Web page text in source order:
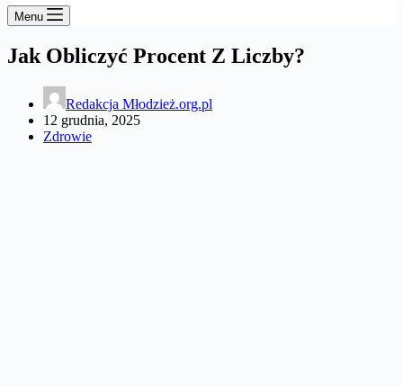
Menu
Jak Obliczyć Procent Z Liczby?
Redakcja Młodzież.org.pl
12 grudnia, 2025
Zdrowie